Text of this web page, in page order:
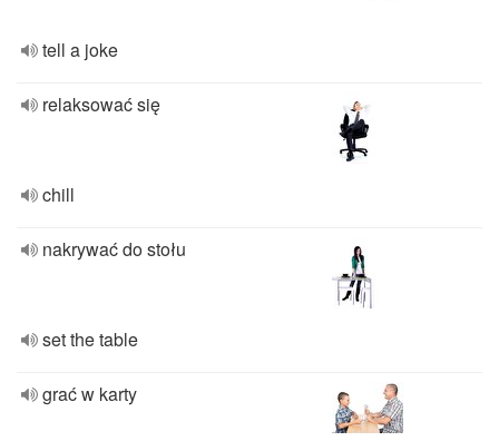
tell a joke
relaksować się
chill
nakrywać do stołu
set the table
grać w karty